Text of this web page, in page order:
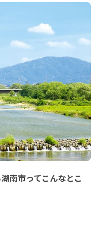
南市ってこんなとこ